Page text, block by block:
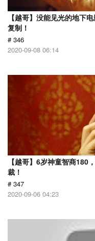
【越哥】没能见光的地下
复制！
# 346
2020-09-08 06:14
【越哥】6岁神童智商180
裁！
# 347
2020-09-06 04:23